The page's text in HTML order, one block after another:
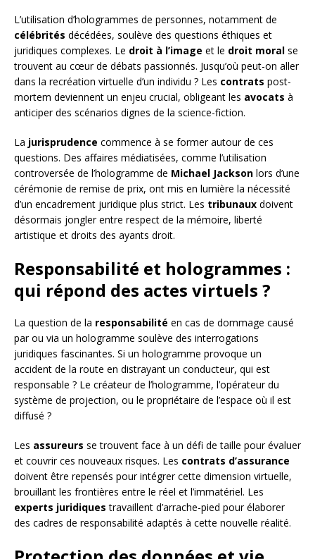
L’utilisation d’hologrammes de personnes, notamment de
célébrités décédées, soulève des questions éthiques et
juridiques complexes. Le droit à l’image et le droit moral se
trouvent au cœur de débats passionnés. Jusqu’où peut-on aller
dans la recréation virtuelle d’un individu ? Les contrats post-
mortem deviennent un enjeu crucial, obligeant les avocats à
anticiper des scénarios dignes de la science-fiction.
La jurisprudence commence à se former autour de ces
questions. Des affaires médiatisées, comme l’utilisation
controversée de l’hologramme de Michael Jackson lors d’une
cérémonie de remise de prix, ont mis en lumière la nécessité
d’un encadrement juridique plus strict. Les tribunaux doivent
désormais jongler entre respect de la mémoire, liberté
artistique et droits des ayants droit.
Responsabilité et hologrammes :
qui répond des actes virtuels ?
La question de la responsabilité en cas de dommage causé
par ou via un hologramme soulève des interrogations
juridiques fascinantes. Si un hologramme provoque un
accident de la route en distrayant un conducteur, qui est
responsable ? Le créateur de l’hologramme, l’opérateur du
système de projection, ou le propriétaire de l’espace où il est
diffusé ?
Les assureurs se trouvent face à un défi de taille pour évaluer
et couvrir ces nouveaux risques. Les contrats d’assurance
doivent être repensés pour intégrer cette dimension virtuelle,
brouillant les frontières entre le réel et l’immatériel. Les
experts juridiques travaillent d’arrache-pied pour élaborer
des cadres de responsabilité adaptés à cette nouvelle réalité.